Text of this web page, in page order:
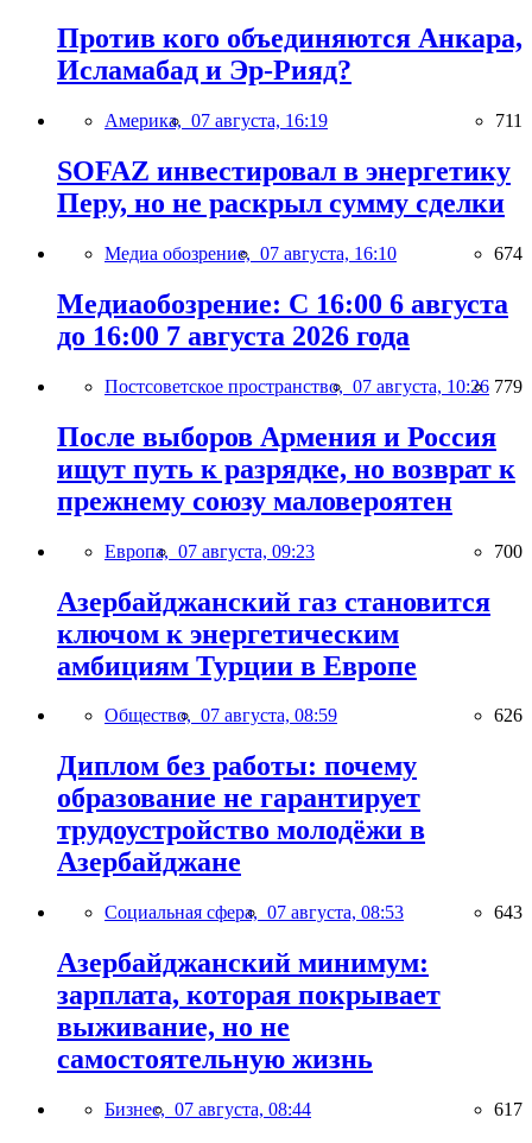
Против кого объединяются Анкара,
Исламабад и Эр-Рияд?
Америка, 07 августа, 16:19 711
SOFAZ инвестировал в энергетику
Перу, но не раскрыл сумму сделки
Медиа обозрение, 07 августа, 16:10 674
Медиаобозрение: С 16:00 6 августа
до 16:00 7 августа 2026 года
Постсоветское пространство, 07 августа, 10:26 779
После выборов Армения и Россия
ищут путь к разрядке, но возврат к
прежнему союзу маловероятен
Европа, 07 августа, 09:23 700
Азербайджанский газ становится
ключом к энергетическим
амбициям Турции в Европе
Общество, 07 августа, 08:59 626
Диплом без работы: почему
образование не гарантирует
трудоустройство молодёжи в
Азербайджане
Социальная сфера, 07 августа, 08:53 643
Азербайджанский минимум:
зарплата, которая покрывает
выживание, но не
самостоятельную жизнь
Бизнес, 07 августа, 08:44 617